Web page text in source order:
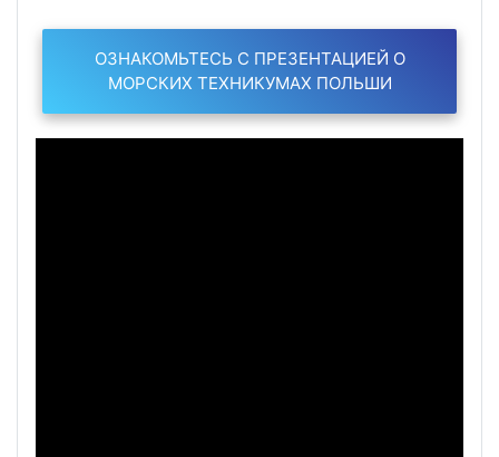
ОЗНАКОМЬТЕСЬ С ПРЕЗЕНТАЦИЕЙ О
МОРСКИХ ТЕХНИКУМАХ ПОЛЬШИ